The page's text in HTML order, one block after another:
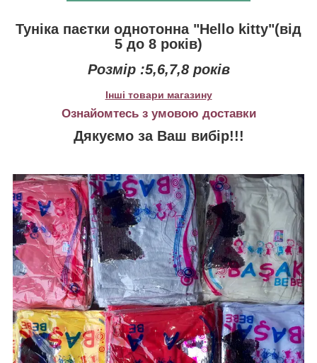
Туніка паєтки однотонна "Hello kitty"(від
5 до 8 років)
Розмір :5,6,7,8 років
Інші товари магазину
Ознайомтесь з умовою доставки
Дякуємо за Ваш вибір!!!